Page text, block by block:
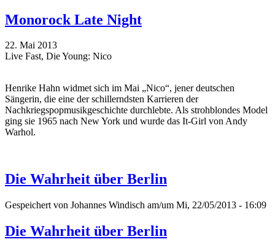
Monorock Late Night
22. Mai 2013
Live Fast, Die Young: Nico
Henrike Hahn widmet sich im Mai „Nico“, jener deutschen
Sängerin, die eine der schillerndsten Karrieren der
Nachkriegspopmusikgeschichte durchlebte. Als strohblondes Model
ging sie 1965 nach New York und wurde das It-Girl von Andy
Warhol.
Die Wahrheit über Berlin
Gespeichert von Johannes Windisch am/um Mi, 22/05/2013 - 16:09
Die Wahrheit über Berlin